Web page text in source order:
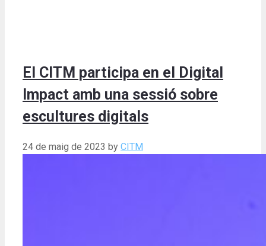
El CITM participa en el Digital
Impact amb una sessió sobre
escultures digitals
24 de maig de 2023 by CITM